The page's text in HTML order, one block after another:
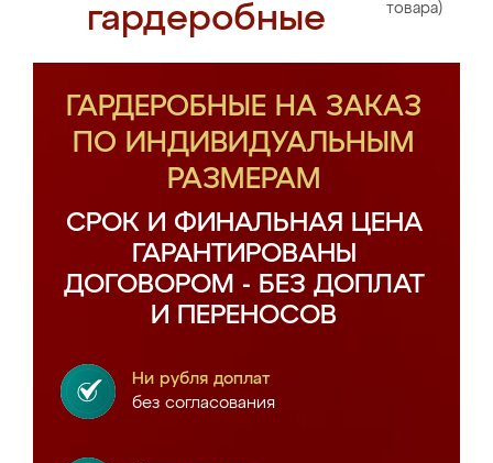
гардеробные
товара)
ГАРДЕРОБНЫЕ НА ЗАКАЗ
ПО ИНДИВИДУАЛЬНЫМ
РАЗМЕРАМ
СРОК И ФИНАЛЬНАЯ ЦЕНА
ГАРАНТИРОВАНЫ
ДОГОВОРОМ - БЕЗ ДОПЛАТ
И ПЕРЕНОСОВ
Ни рубля доплат
без согласования